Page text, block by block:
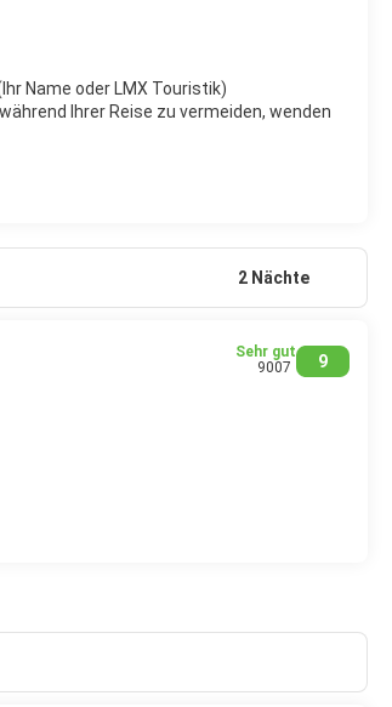
Name oder LMX Touristik)
Ihrer Reise zu vermeiden, wenden
2 Nächte
9
Sehr gut
9007